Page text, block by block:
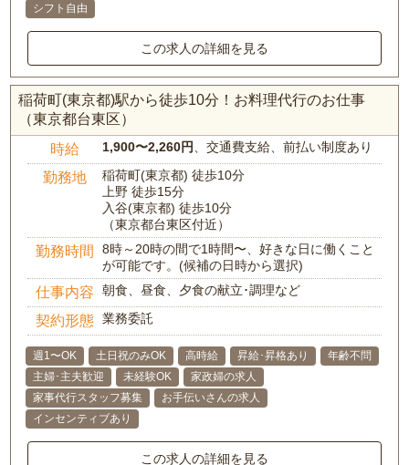
シフト自由
この求人の詳細を見る
稲荷町(東京都)駅から徒歩10分！お料理代行のお仕事
（東京都台東区）
時給 1,900〜2,260円 、交通費支給、前払い制度あり
勤務地
稲荷町(東京都) 徒歩10分
上野 徒歩15分
入谷(東京都) 徒歩10分
（東京都台東区付近）
勤務時間
8時～20時の間で1時間〜、好きな日に働くこと
が可能です。(候補の日時から選択)
仕事内容 朝食、昼食、夕食の献立･調理など
契約形態 業務委託
週1〜OK 土日祝のみOK 高時給 昇給･昇格あり
年齢不問
主婦･主夫歓迎
未経験OK
家政婦の求人
家事代行スタッフ募集
お手伝いさんの求人
インセンティブあり
この求人の詳細を見る